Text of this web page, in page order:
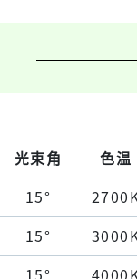
光束角 色温
15°
15°
15°